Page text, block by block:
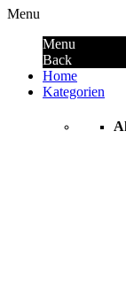
Menu
Menu
Back
Home
Kategorien